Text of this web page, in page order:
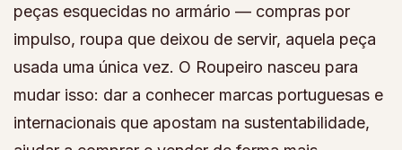
peças esquecidas no armário — compras por
impulso, roupa que deixou de servir, aquela peça
usada uma única vez. O Roupeiro nasceu para
mudar isso: dar a conhecer marcas portuguesas e
internacionais que apostam na sustentabilidade,